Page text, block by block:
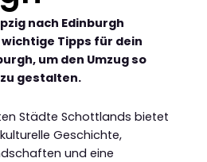
nach Edinburgh
Tipps für dein
um den Umzug so
gestalten.
Städte Schottlands bietet
Geschichte,
und eine